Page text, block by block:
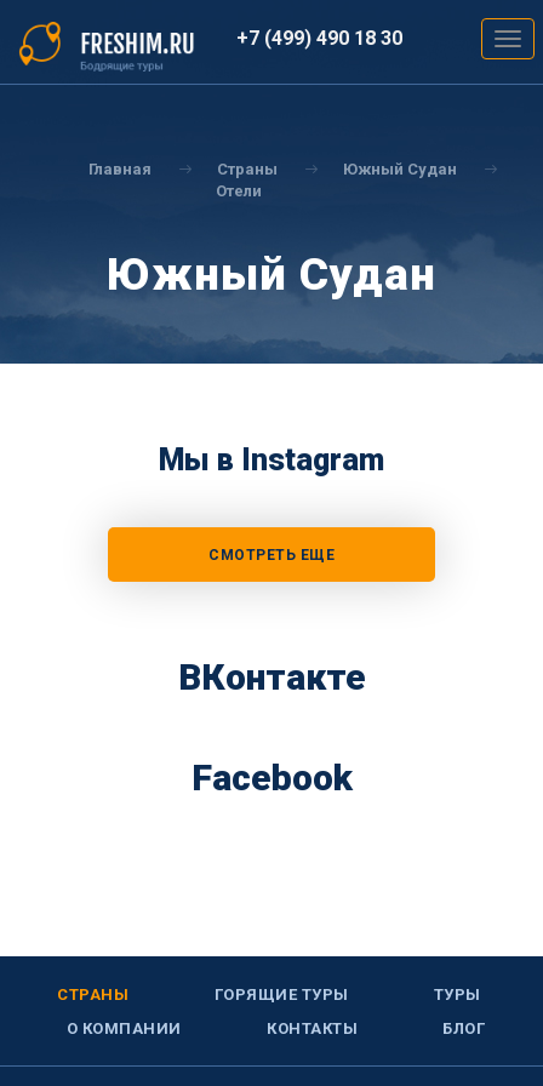
основному
содержанию
+7 (499) 490 18 30
Главная Страны
Южный Судан
Отели
Южный Судан
Мы в Instagram
СМОТРЕТЬ ЕЩЕ
ВКонтакте
Facebook
СТРАНЫ ГОРЯЩИЕ ТУРЫ
ТУРЫ
О КОМПАНИИ
КОНТАКТЫ БЛОГ